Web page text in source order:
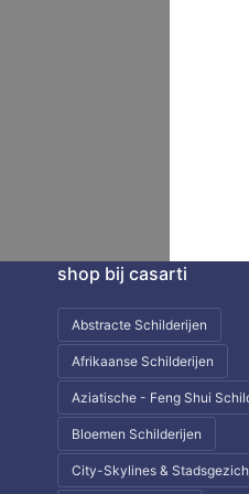
shop bij casarti
Abstracte Schilderijen
Afrikaanse Schilderijen
Aziatische - Feng Shui
Bloemen Schilderijen
City-Skylines &